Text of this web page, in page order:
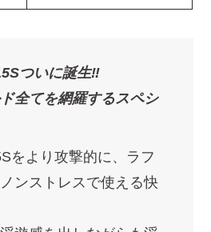
ついに誕生‼️
全てを網羅するスペシ
をより攻撃的に、ラフ
ンストレスで使える快